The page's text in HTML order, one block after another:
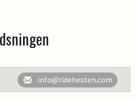
info@ridehesten.com